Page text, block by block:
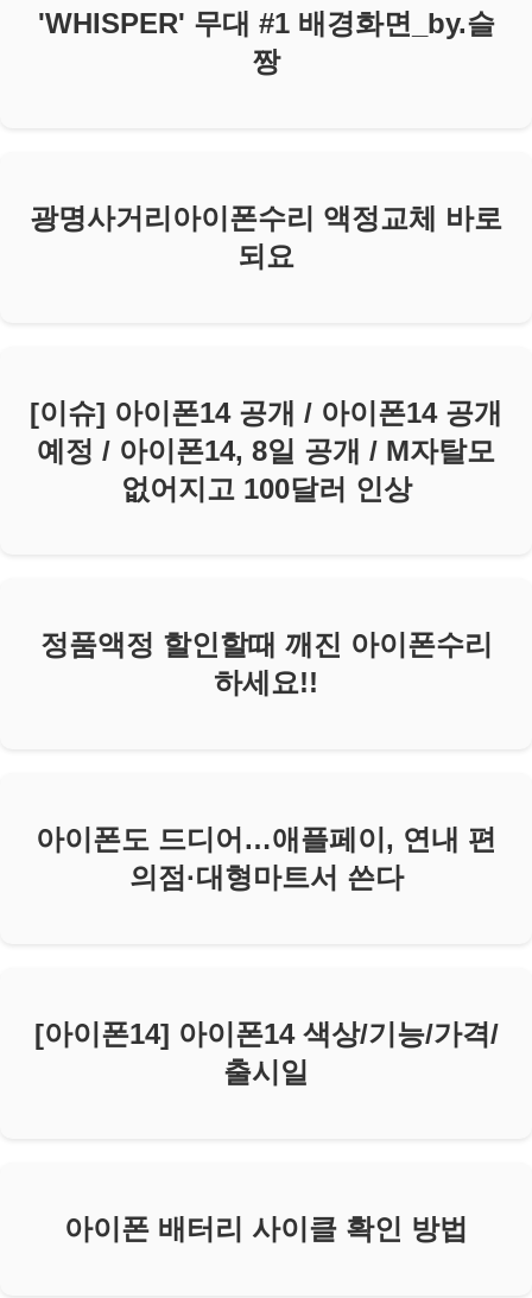
'WHISPER' 무대 #1 배경화면_by.슬
짱
광명사거리아이폰수리 액정교체 바로
되요
[이슈] 아이폰14 공개 / 아이폰14 공개
예정 / 아이폰14, 8일 공개 / M자탈모
없어지고 100달러 인상
정품액정 할인할때 깨진 아이폰수리
하세요!!
아이폰도 드디어…애플페이, 연내 편
의점·대형마트서 쓴다
[아이폰14] 아이폰14 색상/기능/가격/
출시일
아이폰 배터리 사이클 확인 방법